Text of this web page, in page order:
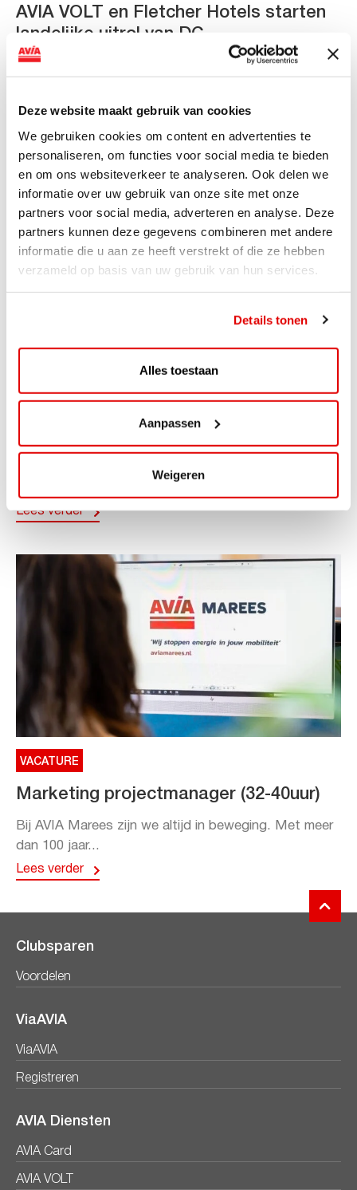
Deze website maakt gebruik van cookies
We gebruiken cookies om content en advertenties te
personaliseren, om functies voor social media te bieden
en om ons websiteverkeer te analyseren. Ook delen we
informatie over uw gebruik van onze site met onze
partners voor social media, adverteren en analyse. Deze
partners kunnen deze gegevens combineren met andere
informatie die u aan ze heeft verstrekt of die ze hebben
verzameld op basis van uw gebruik van hun services.
Details tonen
Alles toestaan
Aanpassen
Weigeren
AVIA VOLT en Fletcher Hotels starten
landelijke uitrol van DC-
snellaadinfrastructuur
van DC-snellaadinfrastructuur AVIA VOLT en...
Lees verder
ViaAVIA Super Deal: 20% korting bij
ViaAVIA Super Deal: €25 korting bij ViaLuxury Hotels
Lees verder
VACATURE
Marketing projectmanager (32-40uur)
Bij AVIA Marees zijn we altijd in beweging. Met meer
dan 100 jaar...
Lees verder
Clubsparen
Voordelen
ViaAVIA
ViaAVIA
Registreren
AVIA Diensten
AVIA Card
AVIA VOLT